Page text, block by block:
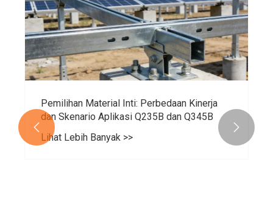
Pemilihan Material Inti: Perbedaan Kinerja
dan Skenario Aplikasi Q235B dan Q345B
Lihat Lebih Banyak >>
 